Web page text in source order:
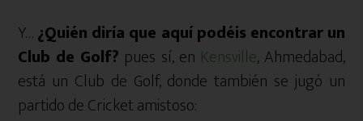
Y…¿Quién diría que aquí podéis encontrar un
Club de Golf? pues sí, en Kensville, Ahmedabad,
está un Club de Golf, donde también se jugó un
partido de Cricket amistoso: